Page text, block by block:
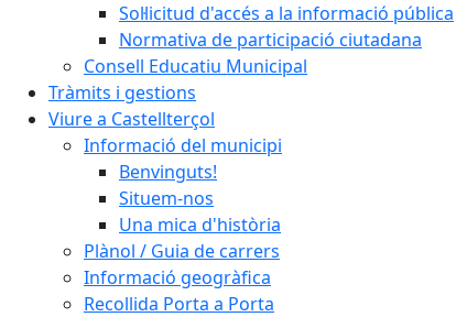
Sol·licitud d'accés a la informació pública
Normativa de participació ciutadana
Consell Educatiu Municipal
Tràmits i gestions
Viure a Castellterçol
Informació del municipi
Benvinguts!
Situem-nos
Una mica d'història
Plànol / Guia de carrers
Informació geogràfica
Recollida Porta a Porta